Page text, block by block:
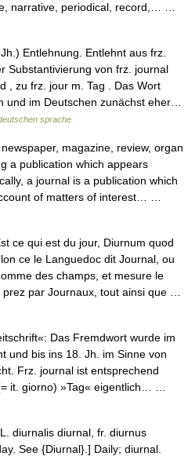
narrative, periodical, record,… …
Entlehnung. Entlehnt aus frz.
Substantivierung von frz. journal
, zu frz. jour m. Tag . Das Wort
und im Deutschen zunächst eher…
sprache
magazine, review, organ
a publication which appears
a journal is a publication which
of matters of interest… …
ce qui est du jour, Diurnum quod
ce le Languedoc dit Journal, ou
des champs, et mesure le
par Journaux, tout ainsi que …
Das Fremdwort wurde im
und bis ins 18. Jh. im Sinne von
Frz. journal ist entsprechend
it. giorno) »Tag« eigentlich… …
diurnalis diurnal, fr. diurnus
See {Diurnal}.] Daily; diurnal.